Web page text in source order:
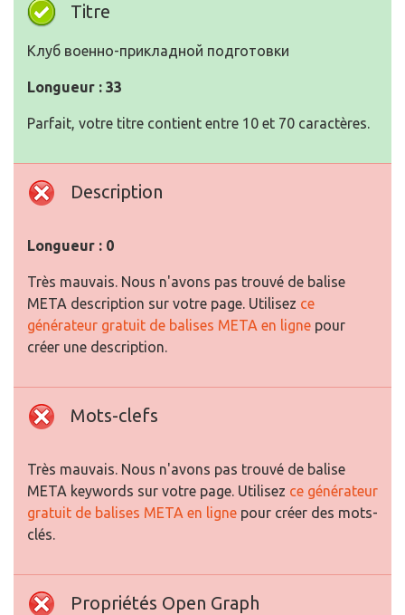
Titre
Клуб военно-прикладной подготовки
Longueur : 33
Parfait, votre titre contient entre 10 et 70 caractères.
Description
Longueur : 0
Très mauvais. Nous n'avons pas trouvé de balise
META description sur votre page. Utilisez ce
générateur gratuit de balises META en ligne pour
créer une description.
Mots-clefs
Très mauvais. Nous n'avons pas trouvé de balise
META keywords sur votre page. Utilisez ce générateur
gratuit de balises META en ligne pour créer des mots-
clés.
Propriétés Open Graph